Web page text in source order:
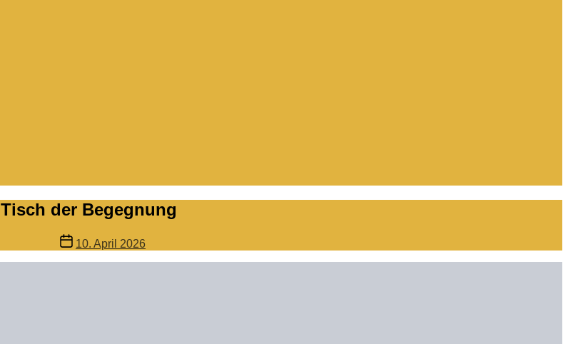
Tisch der Begegnung
Veröffentlichungsdatum
10. April 2026